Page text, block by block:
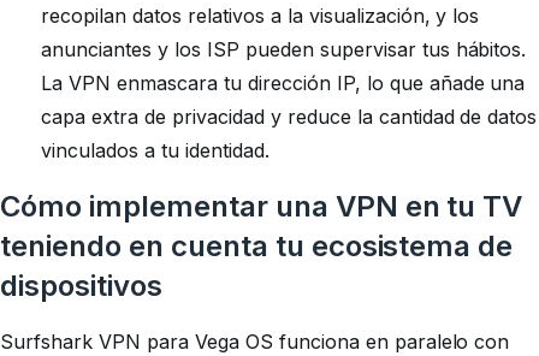
recopilan datos relativos a la visualización, y los
anunciantes y los ISP pueden supervisar tus hábitos.
La VPN enmascara tu dirección IP, lo que añade una
capa extra de privacidad y reduce la cantidad de datos
vinculados a tu identidad.
Cómo implementar una VPN en tu TV
teniendo en cuenta tu ecosistema de
dispositivos
Surfshark VPN para Vega OS funciona en paralelo con